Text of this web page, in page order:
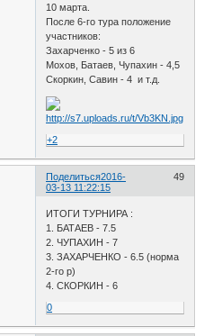
10 марта.
После 6-го тура положение
участников:
Захарченко - 5 из 6
Мохов, Батаев, Чупахин - 4,5
Скоркин, Савин - 4 и т.д.
+2
Поделиться 49
2016-
03-13 11:22:15
ИТОГИ ТУРНИРА :
1. БАТАЕВ - 7.5
2. ЧУПАХИН - 7
3. ЗАХАРЧЕНКО - 6.5 (норма
2-го р)
4. СКОРКИН - 6
0